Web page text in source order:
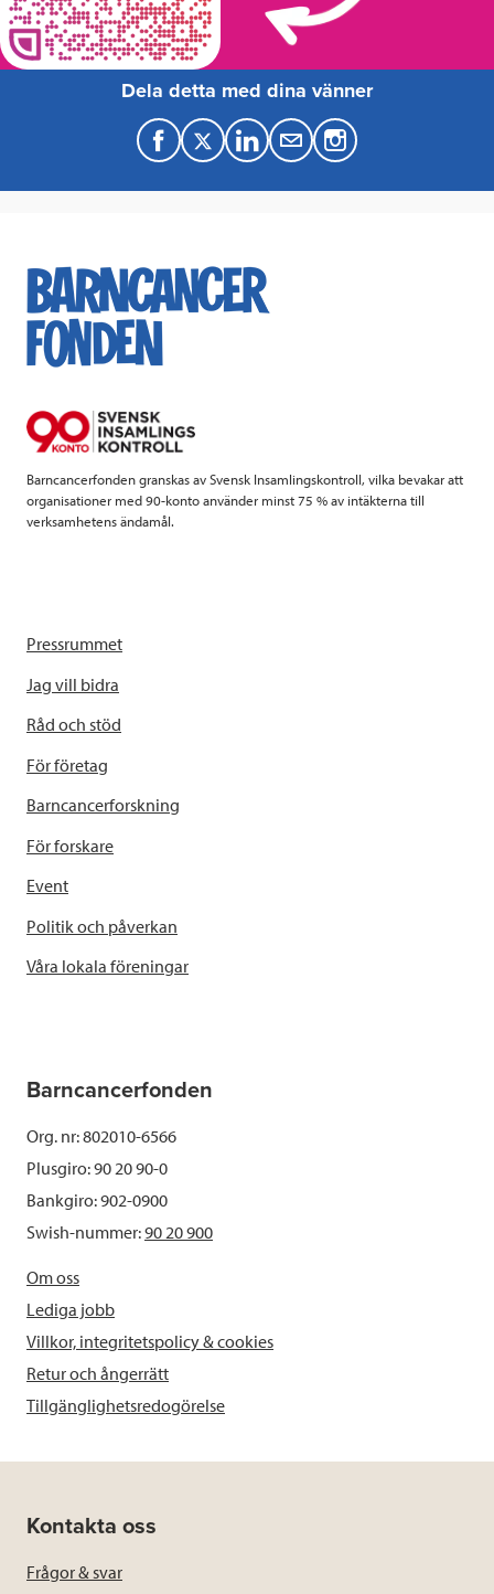
Dela detta med dina vänner
F
a
e
b
k
T
w
t
t
L
i
k
e
M
a
Barncancerfonden granskas av Svensk Insamlingskontroll, vilka bevakar att
organisationer med 90-konto använder minst 75 % av intäkterna till
verksamhetens ändamål.
Pressrummet
Jag vill bidra
Råd och stöd
För företag
Barncancerforskning
För forskare
Event
Politik och påverkan
Våra lokala föreningar
Barncancerfonden
Org. nr: 802010-6566
Plusgiro: 90 20 90-0
Bankgiro: 902-0900
Swish-nummer:90 20 900
Om oss
Lediga jobb
Villkor, integritetspolicy & cookies
Retur och ångerrätt
Tillgänglighetsredogörelse
Kontakta oss
Frågor & svar